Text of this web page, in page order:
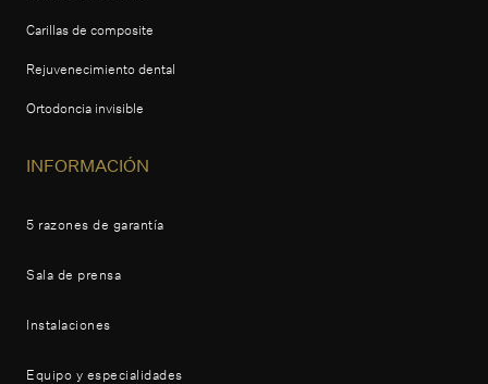
Carillas de composite
Rejuvenecimiento dental
Ortodoncia invisible
INFORMACIÓN
5 razones de garantía
Sala de prensa
Instalaciones
Equipo y especialidades